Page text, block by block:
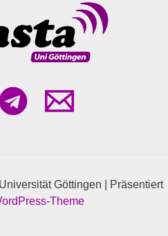
Göttingen | Präsentiert
Theme